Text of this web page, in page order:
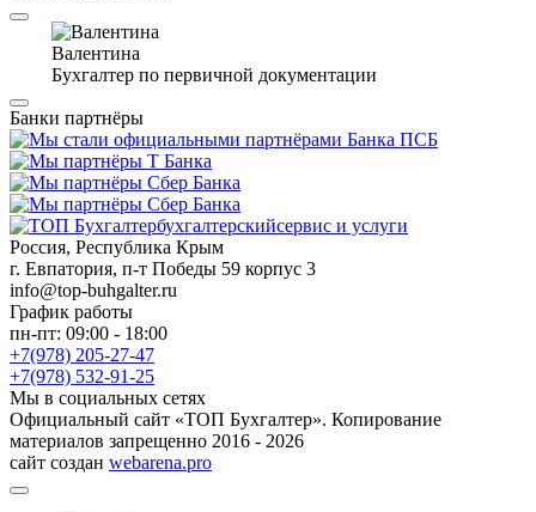
Валентина
Бухгалтер по первичной документации
Банки партнёры
бухгалтерскийсервис и услуги
Россия, Республика Крым
г. Евпатория, п-т Победы 59 корпус 3
info@top-buhgalter.ru
График работы
пн-пт: 09:00 - 18:00
+7(978) 205-27-47
+7(978) 532-91-25
Мы в социальных сетях
Официальный сайт «ТОП Бухгалтер». Копирование
материалов запрещенно 2016 - 2026
сайт создан webarena.pro